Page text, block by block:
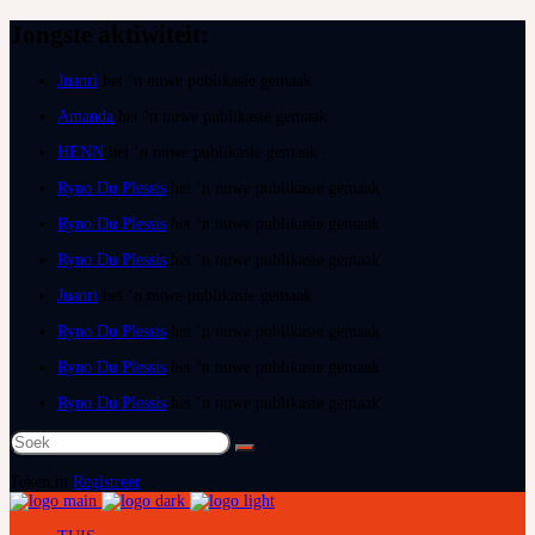
Juanri
Amanda
HENN
Ryno Du Plessis
Ryno Du Plessis
Ryno Du Plessis
Juanri
Ryno Du Plessis
Ryno Du Plessis
Ryno Du Plessis
Soek
na:
Registreer